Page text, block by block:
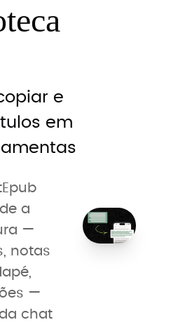
e
em
a
—
notas
—
chat